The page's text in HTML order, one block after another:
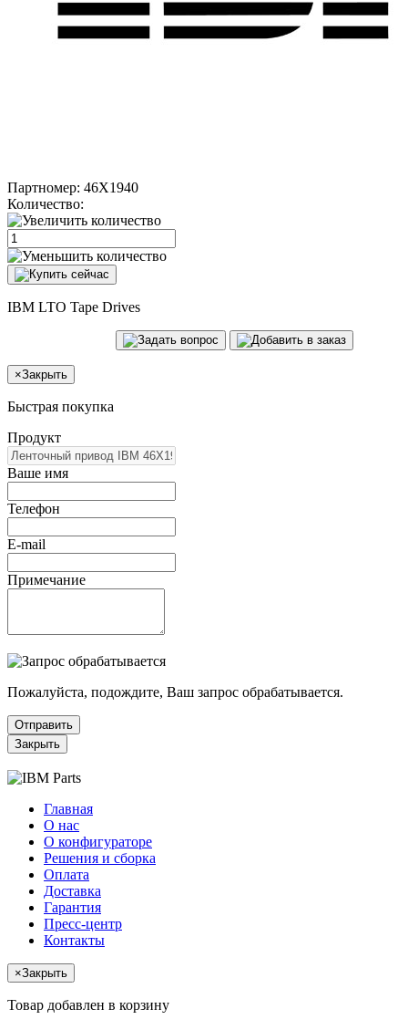
Партномер: 46X1940
Количество:
IBM LTO Tape Drives
×Закрыть
Быстрая покупка
Продукт
Ваше имя
Телефон
E-mail
Примечание
Пожалуйста, подождите, Ваш запрос обрабатывается.
Отправить
Закрыть
Главная
О нас
О конфигураторе
Решения и сборка
Оплата
Доставка
Гарантия
Пресс-центр
Контакты
×Закрыть
Товар добавлен в корзину